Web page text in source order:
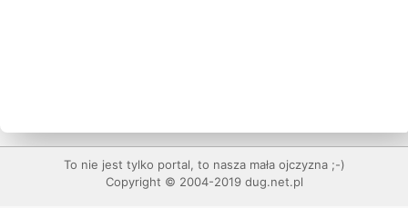
To nie jest tylko portal, to nasza mała ojczyzna ;-)
Copyright © 2004-2019 dug.net.pl